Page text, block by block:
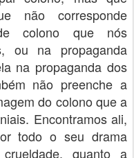
não corresponde
colono que nós
ou na propaganda
na propaganda dos
não preenche a
do colono que a
Encontramos ali,
todo o seu drama
quanto a